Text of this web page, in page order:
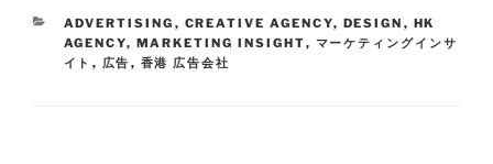
ADVERTISING , CREATIVE AGENCY, DESIGN , HK
AGENCY, MARKETING INSIGHT, マーケティングインサ
イト , 広告 , 香港 広告会社